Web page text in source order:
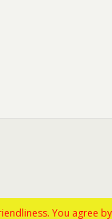
You agree by